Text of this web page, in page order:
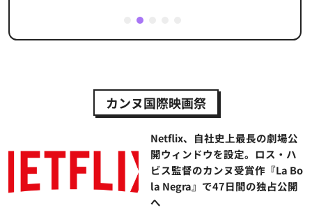
2
カンヌ国際映画祭
Netflix、自社史上最長の劇場公
開ウィンドウを設定。ロス・ハ
ビス監督のカンヌ受賞作『La Bo
la Negra』で47日間の独占公開
へ